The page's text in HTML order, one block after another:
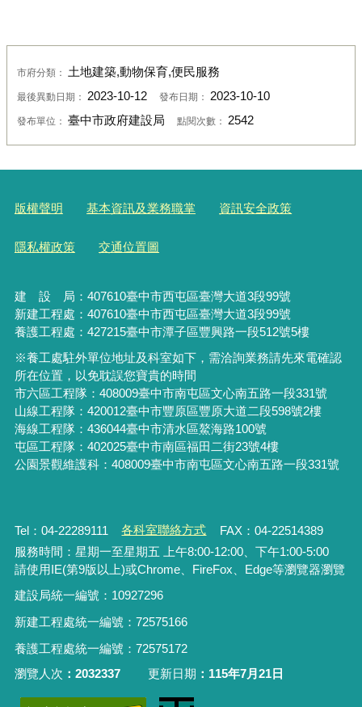
市府分類： 土地建築,動物保育,便民服務
最後異動日期： 2023-10-12 發布日期： 2023-10-10
發布單位： 臺中市政府建設局 點閱次數： 2542
版權聲明 基本資訊及業務職掌 資訊安全政策
隱私權政策 交通位置圖
建 設 局： 407610臺中市西屯區臺灣大道3段99號
新建工程處：407610臺中市西屯區臺灣大道3段99號
養護工程處：427215臺中市潭子區豐興路一段512號5樓
※養工處駐外單位地址及科室如下，需洽詢業務請先來電確認
所在位置，以免耽誤您寶貴的時間
市六區工程隊：408009臺中市南屯區文心南五路一段331號
山線工程隊：420012臺中市豐原區豐原大道二段598號2樓
海線工程隊：436044臺中市清水區鰲海路100號
屯區工程隊：402025臺中市南區福田二街23號4樓
公園景觀維護科：408009臺中市南屯區文心南五路一段331號
Tel：04-22289111 各科室聯絡方式
FAX：04-22514389
服務時間：星期一至星期五 上午8:00-12:00、下午1:00-5:00
請使用IE(第9版以上)或Chrome、FireFox、Edge等瀏覽器瀏覽
建設局統一編號：10927296
新建工程處統一編號 ： 72575166
養護工程處統一編號 ： 72575172
瀏覽人次
2032337 更新日期 115年7月21日